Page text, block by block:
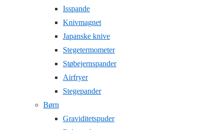
Isspande
Knivmagnet
Japanske knive
Stegetermometer
Støbejernspander
Airfryer
Stegepander
Børn
Graviditetspuder